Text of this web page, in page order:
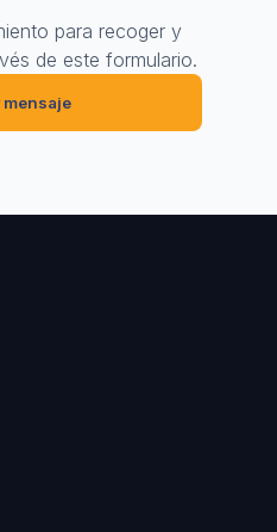
para recoger y
de este formulario.